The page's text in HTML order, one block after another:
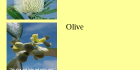
Olive